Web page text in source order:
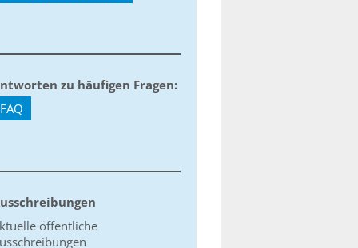
zu häufigen Fragen:
FAQ
öffentliche